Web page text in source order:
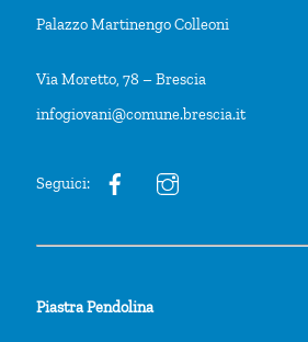
Palazzo Martinengo Colleoni
Via Moretto, 78 – Brescia
infogiovani@comune.brescia.it
Seguici:
Piastra Pendolina